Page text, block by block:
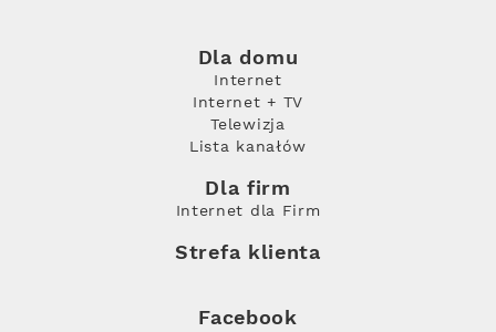
Dla domu
Internet
Internet + TV
Telewizja
Lista kanałów
Dla firm
Internet dla Firm
Strefa klienta
Facebook